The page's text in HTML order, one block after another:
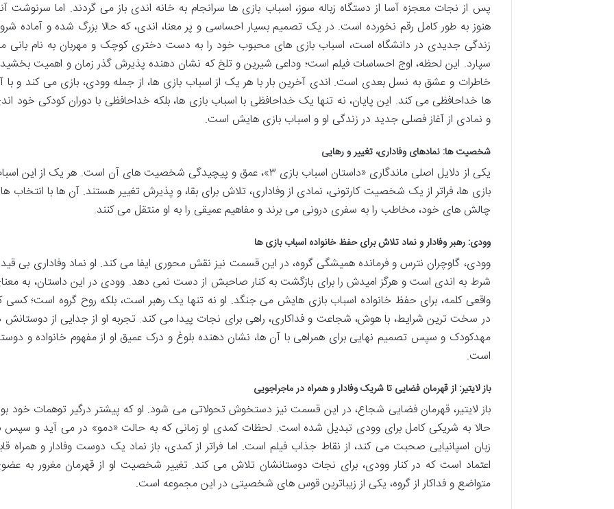
پس از نجات معجزه آسا از دستگاه زباله سوز، اسباب بازی ها سرانجام به خانه اندی باز می گردند. اما سرنوشت
هنوز به طور کامل رقم نخورده است. در یک تصمیم بسیار احساسی و پر معنا، اندی، که حالا بزرگ شده و آماده
زندگی جدیدی در دانشگاه است، اسباب بازی های محبوب خود را به دست دختری کوچک و مهربان به نام بانی
سپارد. این لحظه، اوج احساسات فیلم است؛ وداعی شیرین و تلخ که نشان دهنده پذیرش گذر زمان و اهمیت
خاطرات و عشق به نسل بعدی است. اندی آخرین بار با هر یک از اسباب بازی ها، از جمله وودی، بازی می کند و با
ها خداحافظی می کند. این پایان، نه تنها یک خداحافظی با اسباب بازی ها، بلکه خداحافظی با دوران کودکی خود
و نمادی از آغاز فصلی جدید در زندگی او و اسباب بازی هایش است.
شخصیت ها: نمادهای وفاداری، تغییر و رهایی
یکی از دلایل اصلی ماندگاری «داستان اسباب بازی ۳»، عمق و پیچیدگی شخصیت های آن است. هر یک از این
بازی ها، فراتر از یک شخصیت کارتونی، نمادی از وفاداری، تلاش برای بقا، و پذیرش تغییر هستند. آن ها با انتخاب
چالش های خود، مخاطب را به سفری درونی می برند و مفاهیم عمیقی را به او منتقل می کنند.
وودی: رهبر وفادار و نماد تلاش برای حفظ خانواده اسباب بازی ها
وودی، گاوچران نترس و فرمانده همیشگی گروه، در این قسمت نیز نقش محوری ایفا می کند. او نماد وفاداری بی
شرط به اندی است و هرگز امیدش را برای بازگشت به کنار صاحبش از دست نمی دهد. وودی در این داستان، به
واقعی کلمه، برای حفظ خانواده اسباب بازی هایش می جنگد. او نه تنها یک رهبر است، بلکه روح گروه است؛ کسی
در سخت ترین شرایط، با هوش، شجاعت و فداکاری، راهی برای نجات پیدا می کند. تجربه او از جدایی از دوستانش
مهدکودک و سپس تصمیم نهایی برای همراهی با آن ها، نشان دهنده بلوغ و درک عمیق او از مفهوم خانواده و
است.
باز لایتیر: از قهرمان فضایی تا شریک وفادار و همراه در ماجراجویی
باز لایتیر، قهرمان فضایی شجاع، در این قسمت نیز دستخوش تحولاتی می شود. او که پیشتر درگیر توهمات خود
حالا به شریکی کامل برای وودی تبدیل شده است. لحظات کمدی او زمانی که به حالت «دمو» در می آید و سپس
زبان اسپانیایی صحبت می کند، از نقاط جذاب فیلم است. اما فراتر از کمدی، باز نماد یک دوست وفادار و همراه
اعتماد است که در کنار وودی، برای نجات دوستانشان تلاش می کند. تغییر شخصیت او از قهرمان مغرور به
متواضع و فداکار از گروه، یکی از زیباترین قوس های شخصیتی در این مجموعه است.